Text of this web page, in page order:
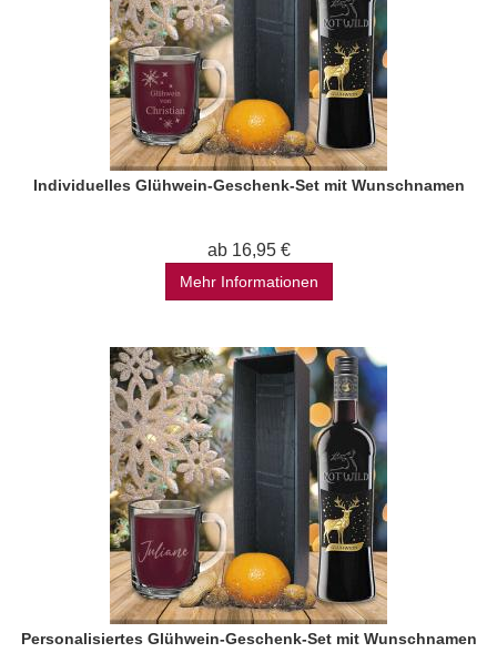
Individuelles Glühwein-Geschenk-Set mit Wunschnamen
ab 16,95 €
Mehr Informationen
Personalisiertes Glühwein-Geschenk-Set mit Wunschnamen